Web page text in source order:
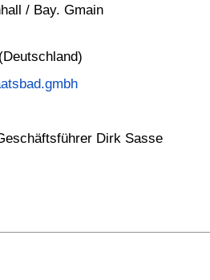
/ Bay. Gmain
Dirk Sasse